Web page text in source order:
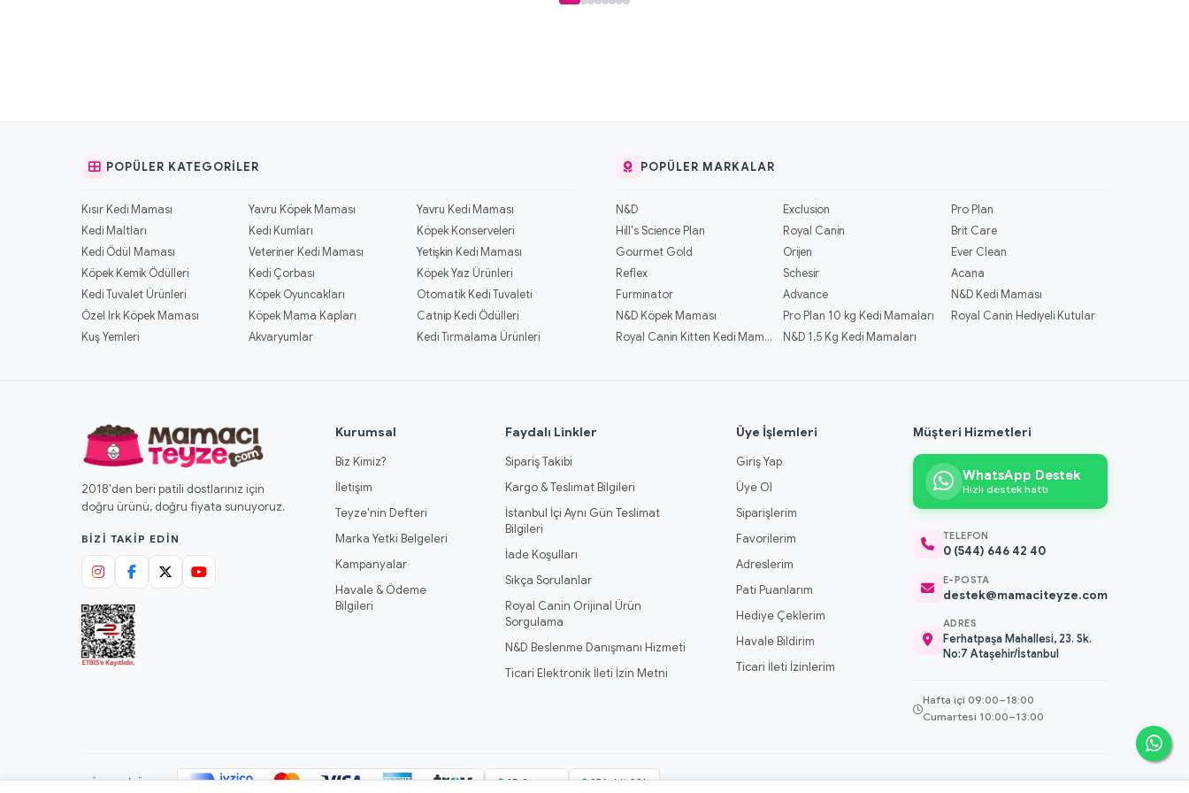
POPÜLER KATEGORILER
Kısır Kedi Maması Yavru Köpek Maması
Yavru Kedi Maması
Kedi Maltları
Kedi Kumları
Köpek Konserveleri
Kedi Ödül Maması
Veteriner Kedi Maması
Yetişkin Kedi Maması
Köpek Kemik Ödülleri
Kedi Çorbası
Köpek Yaz Ürünleri
Kedi Tuvalet Ürünleri
Köpek Oyuncakları
Otomatik Kedi Tuvaleti
Özel Irk Köpek Maması
Köpek Mama Kapları
Catnip Kedi Ödülleri
Kuş Yemleri
Akvaryumlar Kedi Tırmalama Ürünleri
POPÜLER MARKALAR
N&D Exclusion
Pro Plan
Hill's Science Plan
Royal Canin
Brit Care
Gourmet Gold
Orijen
Ever Clean
Reflex
Schesir
Acana
Furminator
Advance
N&D Kedi Maması
N&D Köpek Maması
Pro Plan 10 kg Kedi Mamaları
Royal Canin Hediyeli Kutular
Royal Canin Kitten Kedi Mamaları
N&D 1,5 Kg Kedi Mamaları
2018'den beri patili dostlarınız için
doğru ürünü, doğru fiyata sunuyoruz.
BIZI TAKIP EDIN
Kurumsal
Biz Kimiz?
İletişim
Teyze'nin Defteri
Marka Yetki Belgeleri
Kampanyalar
Havale & Ödeme
Bilgileri
Faydalı Linkler
Sipariş Takibi
Kargo & Teslimat Bilgileri
İstanbul İçi Aynı Gün Teslimat
Bilgileri
İade Koşulları
Sıkça Sorulanlar
Royal Canin Orijinal Ürün
Sorgulama
N&D Beslenme Danışmanı Hizmeti
Ticari Elektronik İleti İzin Metni
Üye İşlemleri
Giriş Yap
Üye Ol
Siparişlerim
Favorilerim
Adreslerim
Pati Puanlarım
Hediye Çeklerim
Havale Bildirim
Ticari İleti İzinlerim
Müşteri Hizmetleri
WhatsApp Destek
Hızlı destek hattı
TELEFON
0 (544) 646 42 40
E-POSTA
destek@mamaciteyze.com
ADRES
Ferhatpaşa Mahallesi, 23. Sk.
No:7 Ataşehir/İstanbul
Hafta içi 09:00–18:00
Cumartesi 10:00–13:00
GÜVENLI ÖDEME 3D Secure 256-bit SSL